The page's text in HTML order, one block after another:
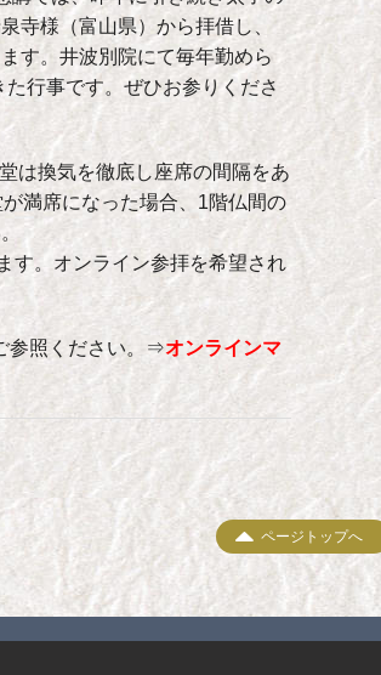
寺様（富山県）から拝借し、
す。井波別院にて毎年勤めら
行事です。ぜひお参りくださ
は換気を徹底し座席の間隔をあ
満席になった場合、1階仏間の
す。オンライン参拝を希望され
参照ください。⇒オンラインマ
ページトップへ